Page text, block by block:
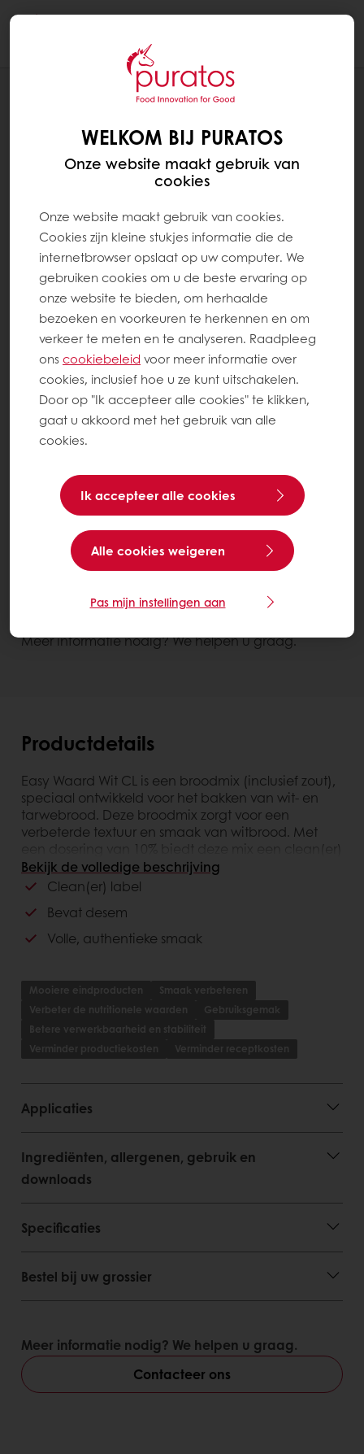
Mooiere eindproducten
Easy Waard Wit CL
Contacteer ons
Meer informatie nodig? We helpen u graag.
Productdetails
Easy Waard Wit CL is een broodmix (inclusief zout),
speciaal ontwikkeld voor het bakken van wit- en
tarwebrood. Deze broodmix zorgt voor een
verbeterde textuur en smaak van witbrood. Met
een dosering van 10% biedt deze mix een clean(er)
label, bevat desem en is plantaardig. Bovendien
bevat het geen kunstmatige toevoegingen, wat
resulteert in een volle, authentieke smaak. Perfect
voor het creëren van heerlijk witbrood met een
natuurlijke en rijke smaak.
Bekijk de volledige beschrijving
Clean(er) label
Bevat desem
Volle, authentieke smaak
Mooiere eindproducten
Smaak verbeteren
Verbeter de nutritionele waarden
Gebruiksgemak
Betere verwerkbaarheid en stabiliteit
Verminder productiekosten
Verminder receptkosten
Applicaties
Ingrediënten, allergenen, gebruik en
downloads
Specificaties
Bestel bij uw grossier
Meer informatie nodig? We helpen u graag.
Contacteer ons
WELKOM BIJ PURATOS
Onze website maakt gebruik van
cookies
Onze website maakt gebruik van cookies.
Cookies zijn kleine stukjes informatie die de
internetbrowser opslaat op uw computer. We
gebruiken cookies om u de beste ervaring op
onze website te bieden, om herhaalde
bezoeken en voorkeuren te herkennen en om
verkeer te meten en te analyseren. Raadpleeg
onscookiebeleid voor meer informatie over
cookies, inclusief hoe u ze kunt uitschakelen.
Door op "Ik accepteer alle cookies" te klikken,
gaat u akkoord met het gebruik van alle
cookies.
Ik accepteer alle cookies
Alle cookies weigeren
Pas mijn instellingen aan